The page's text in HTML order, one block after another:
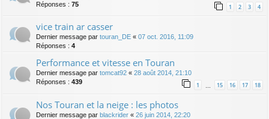
Réponses : 75 1 2 3 4
vice train ar casser
Dernier message par touran_DE « 07 oct. 2016, 11:09
Réponses : 4
Performance et vitesse en Touran
Dernier message par tomcat92 « 28 août 2014, 21:10
Réponses : 439 1 15 16 17 18
Nos Touran et la neige : les photos
Dernier message par blackrider « 26 juin 2014, 22:20